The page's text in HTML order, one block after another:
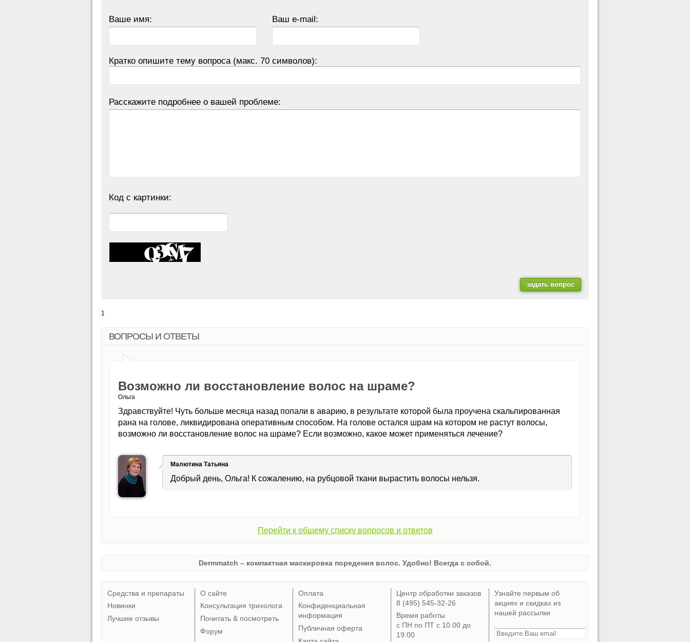
Ваше имя: Ваш e-mail:
Кратко опишите тему вопроса (макс. 70 символов):
Расскажите подробнее о вашей проблеме:
Код с картинки:
1
ВОПРОСЫ И ОТВЕТЫ
Возможно ли восстановление волос на шраме?
Ольга
Здравствуйте! Чуть больше месяца назад попали в аварию, в результате которой была проучена скальпированная
рана на голове, ликвидирована оперативным способом. На голове остался шрам на котором не растут волосы,
возможно ли восстановление волос на шраме? Если возможно, какое может применяться лечение?
Малютина Татьяна
Добрый день, Ольга! К сожалению, на рубцовой ткани вырастить волосы нельзя.
Перейти к общему списку вопросов и ответов
Dermmatch – компактная маскировка поредения волос. Удобно! Всегда с собой.
Средства и препараты
Новинки
Лучшие отзывы
О сайте
Консультация трихолога
Почитать & посмотреть
Форум
Оплата
Конфиденциальная
информация
Публичная оферта
Центр обработки заказов
8 (495) 545-32-26
Время работы
с ПН по ПТ с 10.00 до
19.00
Узнайте первым об
акциях и скидках из
нашей рассылки